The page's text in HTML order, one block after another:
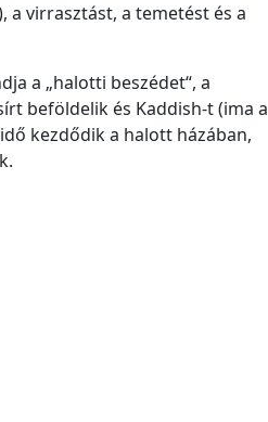
virrasztást, a temetést és a
a „halotti beszédet“, a
beföldelik és Kaddish-t (ima a
kezdődik a halott házában,